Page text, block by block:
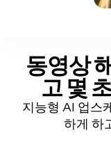
동영상
고 몇
지능형 AI 업스
하게 하